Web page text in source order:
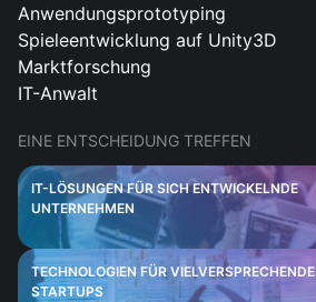
Anwendungsprototyping
Spieleentwicklung auf Unity3D
Marktforschung
IT-Anwalt
EINE ENTSCHEIDUNG TREFFEN
IT-LÖSUNGEN FÜR SICH ENTWICKELNDE
UNTERNEHMEN
TECHNOLOGIEN FÜR VIELVERSPRECHENDE
STARTUPS